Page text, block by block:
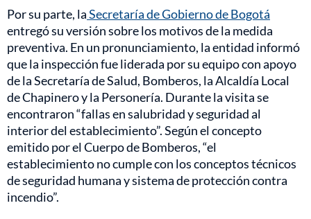
Por su parte, laSecretaría de Gobierno de Bogotá
entregó su versión sobre los motivos de la medida
preventiva. En un pronunciamiento, la entidad informó
que la inspección fue liderada por su equipo con apoyo
de la Secretaría de Salud, Bomberos, la Alcaldía Local
de Chapinero y la Personería. Durante la visita se
encontraron “fallas en salubridad y seguridad al
interior del establecimiento”. Según el concepto
emitido por el Cuerpo de Bomberos, “el
establecimiento no cumple con los conceptos técnicos
de seguridad humana y sistema de protección contra
incendio”.